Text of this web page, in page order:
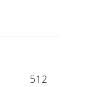
512